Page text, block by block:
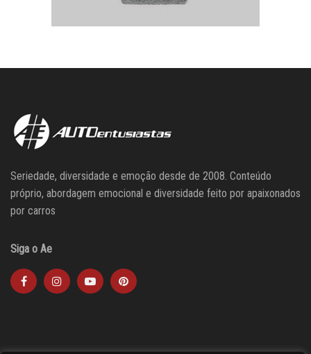
Seriedade, diversidade e emoção desde de 2008. Conteúdo
próprio, abordagem emocional e diversidade feito por apaixonados
por carros
Siga o Ae